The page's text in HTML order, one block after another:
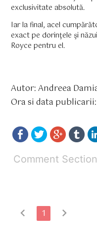
exclusivitate absolută.
Iar la final, acel
exact pe dorinţele şi
Royce pentru el.
Autor: Andreea
Ora si data publicarii:
Comment Section
chevron_left 1 chevron_right